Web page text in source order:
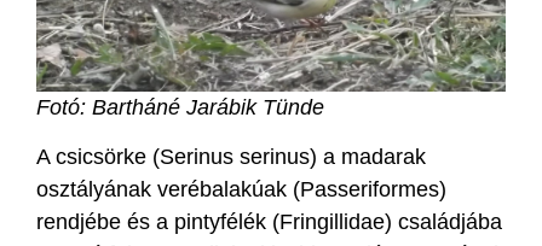
Fotó: Bartháné Jarábik Tünde
A csicsörke (Serinus serinus) a madarak
osztályának verébalakúak (Passeriformes)
rendjébe és a pintyfélék (Fringillidae) családjába